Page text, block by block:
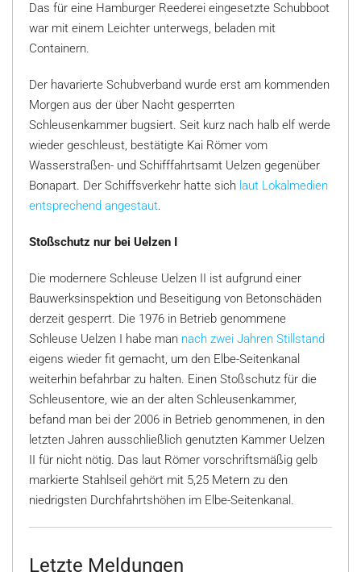
Das für eine Hamburger Reederei eingesetzte Schubboot
war mit einem Leichter unterwegs, beladen mit
Containern.
Der havarierte Schubverband wurde erst am kommenden
Morgen aus der über Nacht gesperrten
Schleusenkammer bugsiert. Seit kurz nach halb elf werde
wieder geschleust, bestätigte Kai Römer vom
Wasserstraßen- und Schifffahrtsamt Uelzen gegenüber
Bonapart. Der Schiffsverkehr hatte sich laut Lokalmedien
entsprechend angestaut.
Stoßschutz nur bei Uelzen I
Die modernere Schleuse Uelzen II ist aufgrund einer
Bauwerksinspektion und Beseitigung von Betonschäden
derzeit gesperrt. Die 1976 in Betrieb genommene
Schleuse Uelzen I habe man nach zwei Jahren Stillstand
eigens wieder fit gemacht, um den Elbe-Seitenkanal
weiterhin befahrbar zu halten. Einen Stoßschutz für die
Schleusentore, wie an der alten Schleusenkammer,
befand man bei der 2006 in Betrieb genommenen, in den
letzten Jahren ausschließlich genutzten Kammer Uelzen
II für nicht nötig. Das laut Römer vorschriftsmäßig gelb
markierte Stahlseil gehört mit 5,25 Metern zu den
niedrigsten Durchfahrtshöhen im Elbe-Seitenkanal.
Letzte Meldungen